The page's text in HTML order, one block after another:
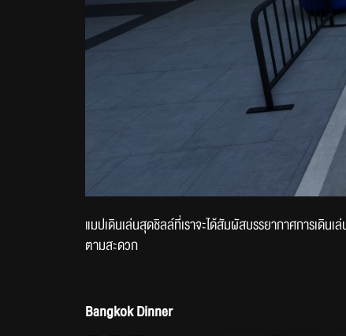
แมปเดินเล่นสุดชิลล์ที่เราจะได้สัมผัสบรรยากาศการเดิน
ตามสะดวก
Bangkok Dinner